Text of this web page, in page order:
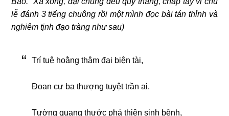
lễ đánh 3 tiếng chuông rồi một mình đọc bài tán thỉnh và
nghiêm tịnh đạo tràng như sau)
Trí tuệ hoằng thâm đại biện tài,
Đoan cư ba thượng tuyệt trần ai.
Tường quang thước phá thiên sinh bệnh,